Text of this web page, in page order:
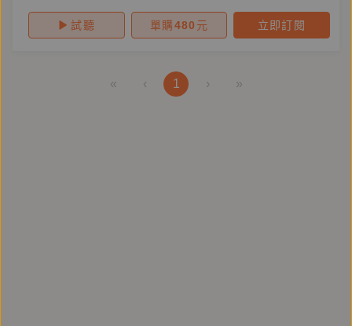
試聽 單購480 元 立即訂閱
« ‹ 1 › »